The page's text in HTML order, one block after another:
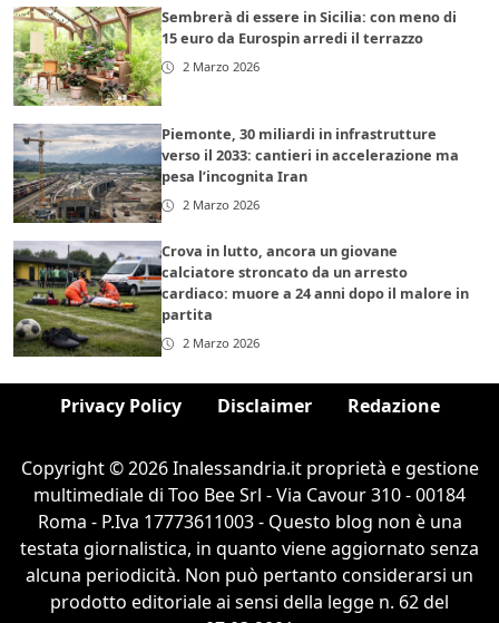
Sembrerà di essere in Sicilia: con meno di
15 euro da Eurospin arredi il terrazzo
2 Marzo 2026
Piemonte, 30 miliardi in infrastrutture
verso il 2033: cantieri in accelerazione ma
pesa l’incognita Iran
2 Marzo 2026
Crova in lutto, ancora un giovane
calciatore stroncato da un arresto
cardiaco: muore a 24 anni dopo il malore in
partita
2 Marzo 2026
Privacy Policy Disclaimer Redazione
Copyright © 2026 Inalessandria.it proprietà e gestione
multimediale di Too Bee Srl - Via Cavour 310 - 00184
Roma - P.Iva 17773611003 - Questo blog non è una
testata giornalistica, in quanto viene aggiornato senza
alcuna periodicità. Non può pertanto considerarsi un
prodotto editoriale ai sensi della legge n. 62 del